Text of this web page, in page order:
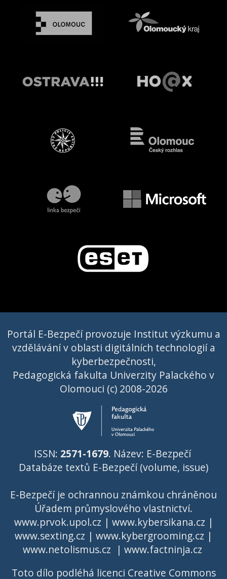
Portál E-Bezpečí provozuje Institut výzkumu a
vzdělávání v oblasti digitálních technologií a
kyberbezpečnosti,
Pedagogická fakulta Univerzity Palackého v
Olomouci (c) 2008-2026
ISSN: 2571-1679. Název: E-Bezpečí
Databáze textů E-Bezpečí (volume, issue)
E-Bezpečí je ochrannou známkou chráněnou
Úřadem průmyslového vlastnictví.
www.prvok.upol.cz | www.kybersikana.cz |
www.sexting.cz | www.kybergrooming.cz |
www.netolismus.cz | www.factninja.cz
Toto dílo podléhá licenci Creative Commons